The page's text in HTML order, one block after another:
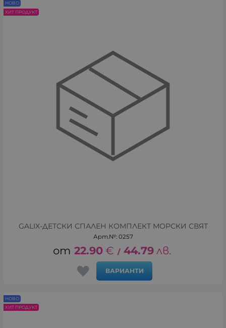
GALIX-ДЕТСКИ СПАЛЕН КОМПЛЕКТ МОРСКИ СВЯТ
Арт.№: 0257
22.90 € / 44.79 лв.
ВАРИАНТИ
НОВО
ХИТ ПРОДУКТ
НОВО
ХИТ ПРОДУКТ